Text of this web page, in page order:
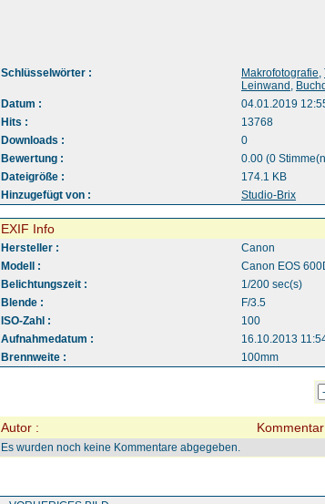
Schlüsselwörter : Makrofotografie,
Leinwand ,
Datum :
04.01.2019
Hits :
13768
Downloads :
0
Bewertung :
0.00 (0
Dateigröße :
174.1 KB
Hinzugefügt von :
Studio-Brix
EXIF Info
Hersteller :
Canon
Modell :
Canon EOS
Belichtungszeit :
1/200 sec(s)
Blende :
F/3.5
ISO-Zahl :
100
Aufnahmedatum :
16.10.2013
Brennweite :
100mm
Autor :
Es wurden noch keine Kommentare abgegeben.